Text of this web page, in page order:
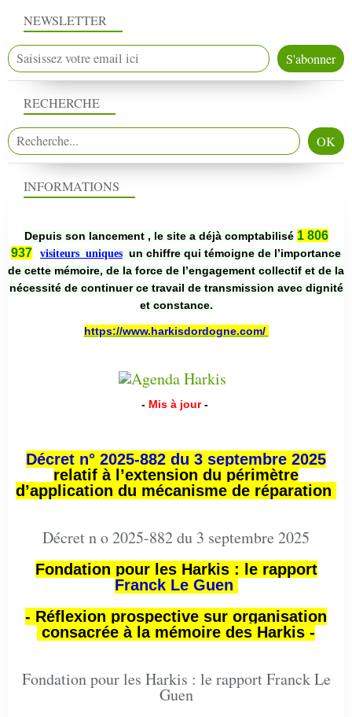
NEWSLETTER
RECHERCHE
INFORMATIONS
Depuis son lancement , le site a déjà comptabilisé 1 806
937
visiteurs uniques un chiffre qui témoigne de l’importance
de cette mémoire, de la force de l’engagement collectif et de la
nécessité de continuer ce travail de transmission avec dignité
et constance.
https://www.harkisdordogne.com/
- Mis à jour -
Décret n° 2025-882 du 3 septembre 2025
relatif à l’extension du périmètre
d’application du mécanisme de réparation
Décret n o 2025-882 du 3 septembre 2025
Fondation pour les Harkis : le rapport
Franck Le Guen
- Réflexion prospective sur organisation
consacrée à la mémoire des Harkis -
Fondation pour les Harkis : le rapport Franck Le
Guen